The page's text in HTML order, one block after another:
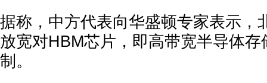
据称，中方代表向华盛顿专家表示，
放宽对HBM芯片，即高带宽半导体
制。